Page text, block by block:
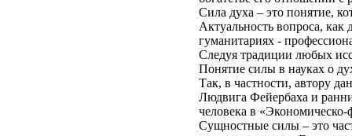
Сила духа – это понятие,
Актуальность вопроса,
гуманитариях -
Следуя традиции любых
Понятие силы в науках о
Так, в частности, автору
Людвига Фейербаха и
человека в
Сущностные силы – это